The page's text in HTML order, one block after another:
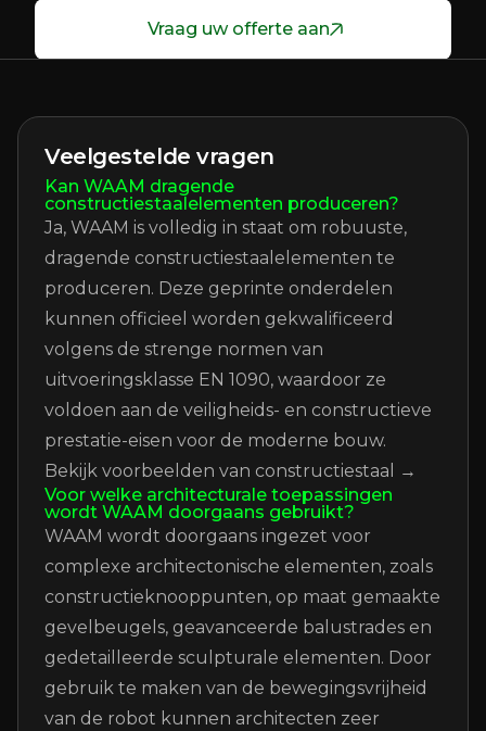
Vraag uw offerte aan
Veelgestelde vragen
Kan WAAM dragende
constructiestaalelementen produceren?
Ja, WAAM is volledig in staat om robuuste,
dragende constructiestaalelementen te
produceren. Deze geprinte onderdelen
kunnen officieel worden gekwalificeerd
volgens de strenge normen van
uitvoeringsklasse EN 1090, waardoor ze
voldoen aan de veiligheids- en constructieve
prestatie-eisen voor de moderne bouw.
Bekijk voorbeelden van constructiestaal →
Voor welke architecturale toepassingen
wordt WAAM doorgaans gebruikt?
WAAM wordt doorgaans ingezet voor
complexe architectonische elementen, zoals
constructieknooppunten, op maat gemaakte
gevelbeugels, geavanceerde balustrades en
gedetailleerde sculpturale elementen. Door
gebruik te maken van de bewegingsvrijheid
van de robot kunnen architecten zeer